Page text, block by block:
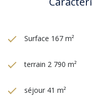
Surface 167 m²
terrain 2 790 m²
séjour 41 m²